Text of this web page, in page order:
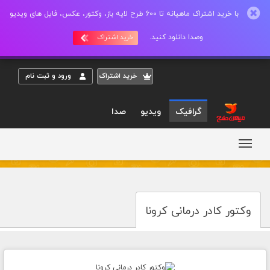
با خرید اشتراک ماهیانه تا 600 طرح لایه باز، وکتور، عکس، فایل های ویدیو
وصدا دانلود کنید. خرید اشتراک
خريد اشتراک ورود و ثبت نام
گرافیک ویدیو صدا
وکتور کادر درمانی کرونا